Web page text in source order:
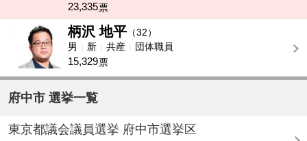
23,335票
柄沢 地平 （32）
男
新 共産 団体職員
15,329票
府中市 選挙一覧
東京都議会議員選挙 府中市選挙区